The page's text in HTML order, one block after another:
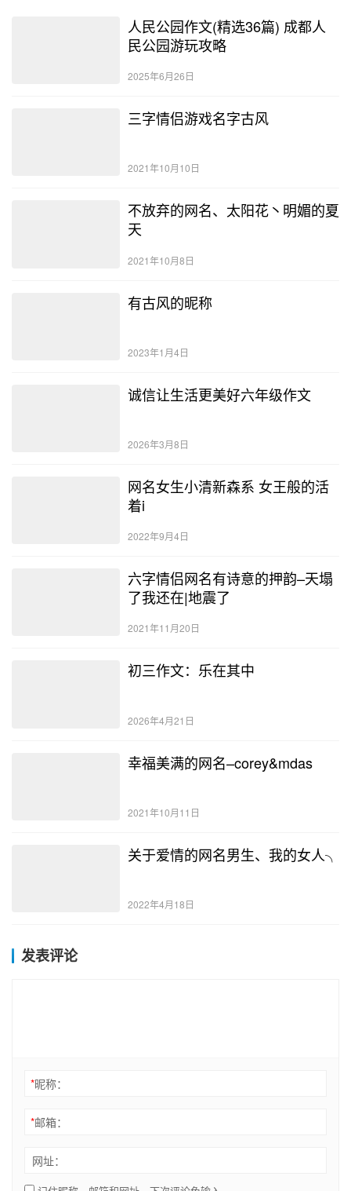
人民公园作文(精选36篇) 成都人
民公园游玩攻略
2025年6月26日
三字情侣游戏名字古风
2021年10月10日
不放弃的网名、太阳花丶明媚的夏
天
2021年10月8日
有古风的昵称
2023年1月4日
诚信让生活更美好六年级作文
2026年3月8日
网名女生小清新森系 女王般的活
着i
2022年9月4日
六字情侣网名有诗意的押韵–天塌
了我还在|地震了
2021年11月20日
初三作文：乐在其中
2026年4月21日
幸福美满的网名–corey&mdas
2021年10月11日
关于爱情的网名男生、我的女人╮
2022年4月18日
发表评论
*昵称：
*邮箱：
网址：